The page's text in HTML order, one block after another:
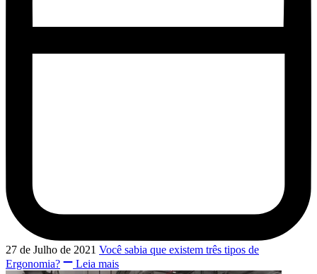
27 de Julho de 2021 Você sabia que existem três tipos de
Ergonomia?
Leia mais